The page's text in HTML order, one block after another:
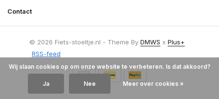
Contact
© 2026 Fiets-stoeltje.nl - Theme By DMWS x Plus+
RSS-feed
Wij slaan cookies op om onze website te verbeteren. Is dat akkoord?
Ja Nee Meer over cookies »